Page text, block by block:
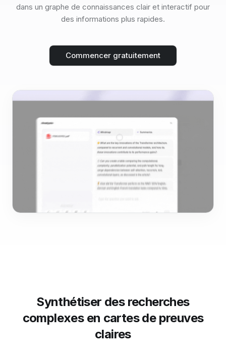
dans un graphe de connaissances clair et interactif pour
des informations plus rapides.
Commencer gratuitement
Synthétiser des recherches
complexes en cartes de preuves
claires